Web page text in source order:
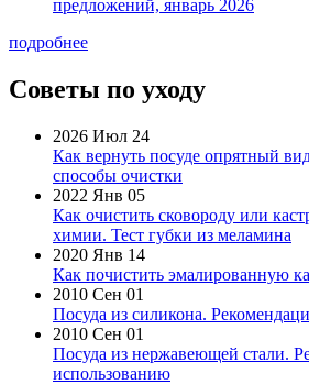
предложений, январь 2026
подробнее
Советы по уходу
2026 Июл 24
Как вернуть посуде опрятный
способы очистки
2022 Янв 05
Как очистить сковороду или
химии. Тест губки из меламина
2020 Янв 14
Как почистить эмалированную
2010 Сен 01
Посуда из силикона.
2010 Сен 01
Посуда из нержавеющей стали.
использованию